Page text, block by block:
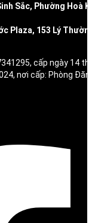
Sắc, Phường Hoà
Plaza, 153 Lý
cấp ngày 14
nơi cấp: Phòng